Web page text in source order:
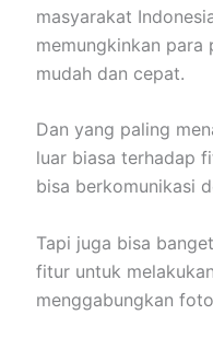
masyarakat
memungkinkan para
mudah dan cepat.
Dan yang paling
luar biasa terhadap
bisa berkomunikasi
Tapi juga bisa
fitur untuk
menggabungkan